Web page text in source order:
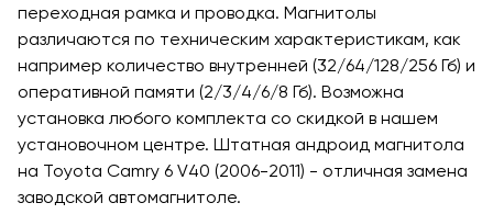
переходная рамка и проводка. Магнитолы
различаются по техническим характеристикам, как
например количество внутренней (32/64/128/256 Гб) и
оперативной памяти (2/3/4/6/8 Гб). Возможна
установка любого комплекта со скидкой в нашем
установочном центре. Штатная андроид магнитола
на Toyota Camry 6 V40 (2006-2011) - отличная замена
заводской автомагнитоле.